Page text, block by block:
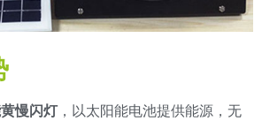
慢闪灯，以太阳能电池提供能源，无